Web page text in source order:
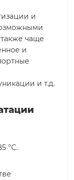
и
чаще
и
и т.д.
°С.